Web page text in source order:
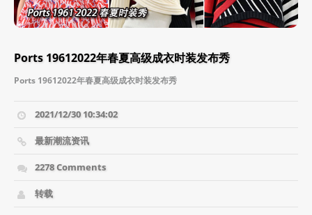
Ports 19612022年春夏高级成衣时装发布秀
Ports 19612022年春夏高级成衣时装发布秀
2021/12/30 10:34:02
最新潮流资讯
2278 Comments
转载